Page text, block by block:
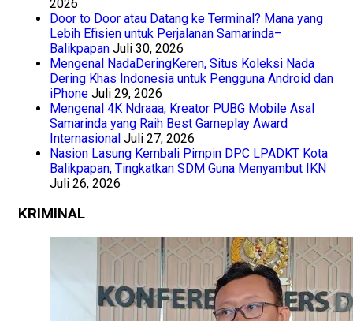
2026
Door to Door atau Datang ke Terminal? Mana yang
Lebih Efisien untuk Perjalanan Samarinda–
Balikpapan Juli 30, 2026
Mengenal NadaDeringKeren, Situs Koleksi Nada
Dering Khas Indonesia untuk Pengguna Android dan
iPhone Juli 29, 2026
Mengenal 4K Ndraaa, Kreator PUBG Mobile Asal
Samarinda yang Raih Best Gameplay Award
Internasional Juli 27, 2026
Nasion Lasung Kembali Pimpin DPC LPADKT Kota
Balikpapan, Tingkatkan SDM Guna Menyambut IKN
Juli 26, 2026
KRIMINAL